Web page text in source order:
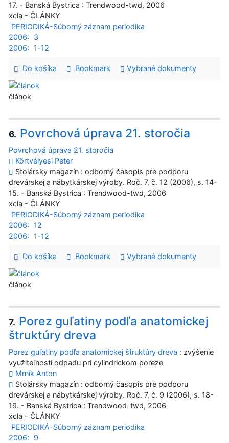
17. - Banská Bystrica : Trendwood-twd, 2006
xcla - ČLÁNKY
PERIODIKÁ-Súborný záznam periodika
2006:
3
2006:
1-12
Do košíka Bookmark Vybrané dokumenty
článok
6. Povrchová úprava 21. storočia
Povrchová úprava 21. storočia
Körtvélyesi Peter
Stolársky magazín : odborný časopis pre podporu
drevárskej a nábytkárskej výroby. Roč. 7, č. 12 (2006), s. 14-
15. - Banská Bystrica : Trendwood-twd, 2006
xcla - ČLÁNKY
PERIODIKÁ-Súborný záznam periodika
2006:
12
2006:
1-12
Do košíka Bookmark Vybrané dokumenty
článok
7. Porez guľatiny podľa anatomickej
štruktúry dreva
Porez guľatiny podľa anatomickej štruktúry dreva : zvýšenie
využiteľnosti odpadu pri cylindrickom poreze
Mrník Anton
Stolársky magazín : odborný časopis pre podporu
drevárskej a nábytkárskej výroby. Roč. 7, č. 9 (2006), s. 18-
19. - Banská Bystrica : Trendwood-twd, 2006
xcla - ČLÁNKY
PERIODIKÁ-Súborný záznam periodika
2006:
9